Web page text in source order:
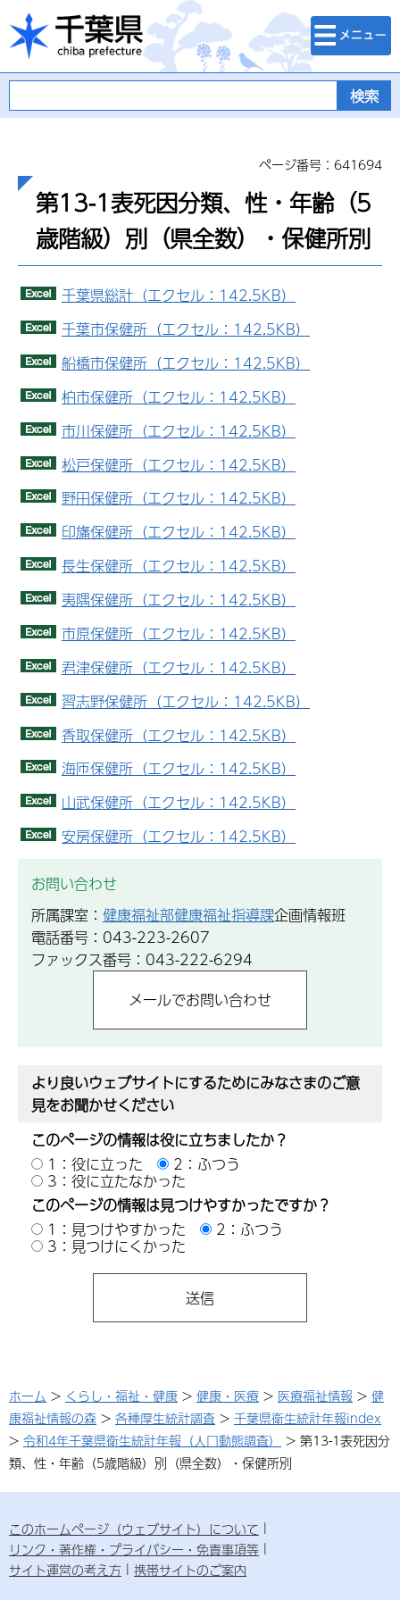
千葉県
検索・メニュ
ー
ページ番号：641694
第13-1表死因分類、性・年齢（5
歳階級）別（県全数）・保健所別
千葉県総計（エクセル：142.5KB）
千葉市保健所（エクセル：142.5KB）
船橋市保健所（エクセル：142.5KB）
柏市保健所（エクセル：142.5KB）
市川保健所（エクセル：142.5KB）
松戸保健所（エクセル：142.5KB）
野田保健所（エクセル：142.5KB）
印旛保健所（エクセル：142.5KB）
長生保健所（エクセル：142.5KB）
夷隅保健所（エクセル：142.5KB）
市原保健所（エクセル：142.5KB）
君津保健所（エクセル：142.5KB）
習志野保健所（エクセル：142.5KB）
香取保健所（エクセル：142.5KB）
海匝保健所（エクセル：142.5KB）
山武保健所（エクセル：142.5KB）
安房保健所（エクセル：142.5KB）
お問い合わせ
所属課室： 健康福祉部健康福祉指導課企画情報班
電話番号：043-223-2607
ファックス番号：043-222-6294
より良いウェブサイトにするためにみなさまのご意
見をお聞かせください
このページの情報は役に立ちましたか？
1：役に立った
2：ふつう
3：役に立たなかった
このページの情報は見つけやすかったですか？
1：見つけやすかった
2：ふつう
3：見つけにくかった
ホーム > くらし・福祉・健康 > 健康・医療 > 医療福祉情報 > 健
康福祉情報の森 > 各種厚生統計調査 > 千葉県衛生統計年報index
> 令和4年千葉県衛生統計年報（人口動態調査）
> 第13-1表死因分
類、性・年齢（5歳階級）別（県全数）・保健所別
このホームページ（ウェブサイト）について
リンク・著作権・プライバシー・免責事項等
サイト運営の考え方
携帯サイトのご案内